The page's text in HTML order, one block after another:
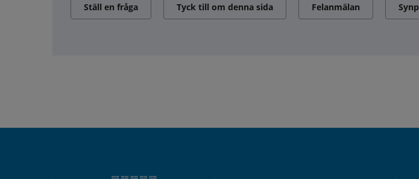
Ställ en fråga Tyck till om denna sida Felanmälan